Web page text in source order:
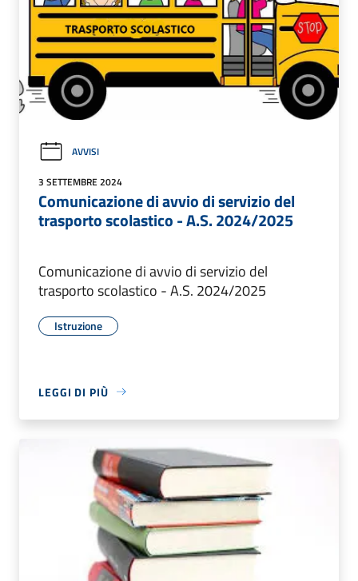
AVVISI
3 SETTEMBRE 2024
Comunicazione di avvio di servizio del
trasporto scolastico - A.S. 2024/2025
Comunicazione di avvio di servizio del
trasporto scolastico - A.S. 2024/2025
Istruzione
LEGGI DI PIÙ